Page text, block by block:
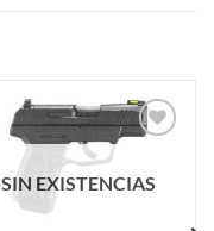
lista de
SIN EXISTENCIAS